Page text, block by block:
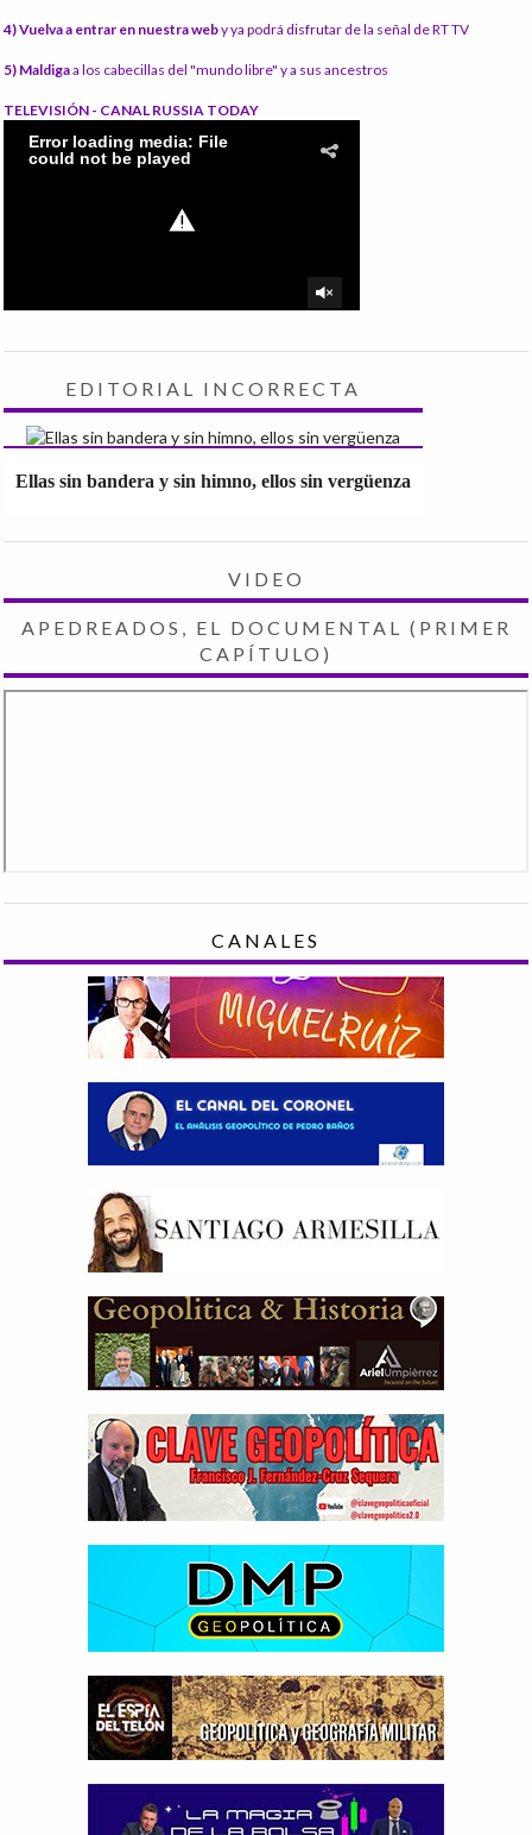
4) Vuelva a entrar en nuestra weby ya podrá disfrutar de la señal de RT TV
5) Maldigaa los cabecillas del "mundo libre" y a sus ancestros
TELEVISIÓN - CANAL RUSSIA TODAY
EDITORIAL INCORRECTA
Ellas sin bandera y sin himno, ellos sin vergüenza
VIDEO
APEDREADOS, EL DOCUMENTAL (PRIMER
CAPÍTULO)
CANALES